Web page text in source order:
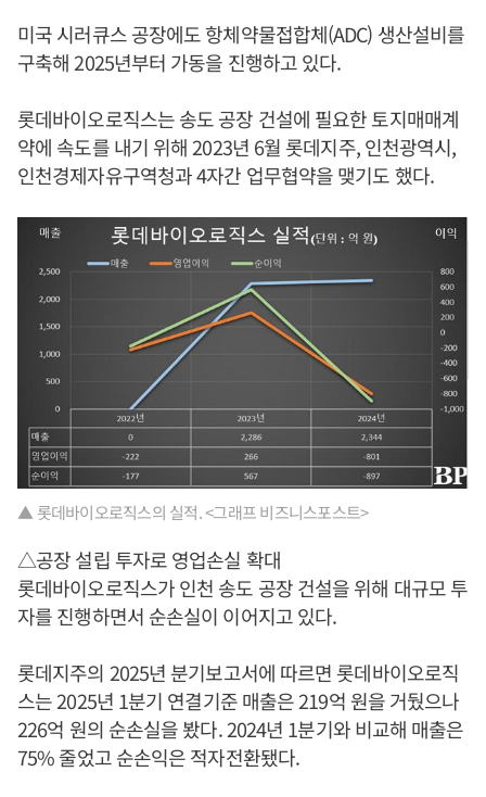
미국 시러큐스 공장에도 항체약물접합체(ADC) 생산설비를
구축해 2025년부터 가동을 진행하고 있다.
롯데바이오로직스는 송도 공장 건설에 필요한 토지매매계
약에 속도를 내기 위해 2023년 6월 롯데지주, 인천광역시,
인천경제자유구역청과 4자간 업무협약을 맺기도 했다.
▲ 롯데바이오로직스의 실적. <그래프 비즈니스포스트>
△공장 설립 투자로 영업손실 확대
롯데바이오로직스가 인천 송도 공장 건설을 위해 대규모 투
자를 진행하면서 순손실이 이어지고 있다.
롯데지주의 2025년 분기보고서에 따르면 롯데바이오로직
스는 2025년 1분기 연결기준 매출은 219억 원을 거뒀으나
226억 원의 순손실을 봤다. 2024년 1분기와 비교해 매출은
75% 줄었고 순손익은 적자전환됐다.